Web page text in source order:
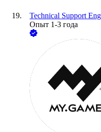
Technical Support
Опыт 1-3 года